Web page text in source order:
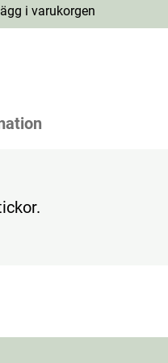
i varukorgen